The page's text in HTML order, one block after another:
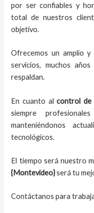
por ser confiables y
total de nuestros
objetivo.
Ofrecemos un amplio
servicios, muchos
respaldan.
En cuanto alcontrol de
siempre
manteniéndonos
tecnológicos.
El tiempo será nuestro
{Montevideo}será tu
Contáctanos para